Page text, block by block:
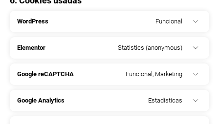
WordPress Funcional
Elementor Statistics (anonymous)
Google reCAPTCHA Funcional, Marketing
Google Analytics Estadísticas